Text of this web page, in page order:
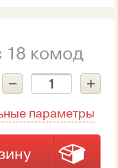
18 комод
– +
параметры